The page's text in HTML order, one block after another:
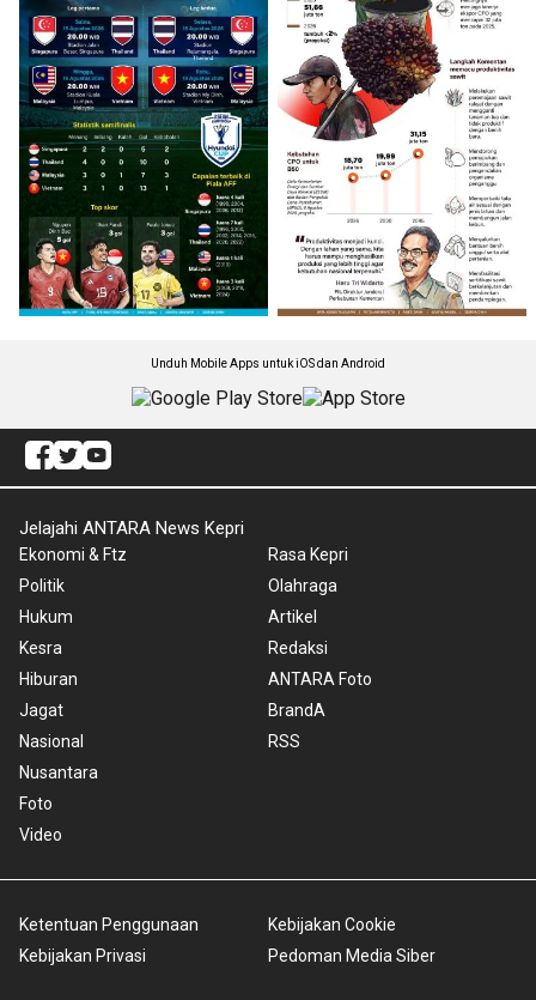
Unduh Mobile Apps untuk iOS dan Android
Jelajahi ANTARA News Kepri
Ekonomi & Ftz
Politik
Hukum
Kesra
Hiburan
Jagat
Nasional
Nusantara
Foto
Video
Rasa Kepri
Olahraga
Artikel
Redaksi
ANTARA Foto
BrandA
RSS
Ketentuan Penggunaan
Kebijakan Privasi
Kebijakan Cookie
Pedoman Media Siber